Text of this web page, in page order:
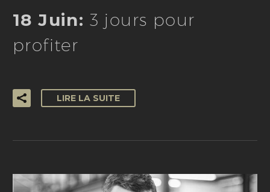
18 Juin: 3 jours pour
profiter
LIRE LA SUITE